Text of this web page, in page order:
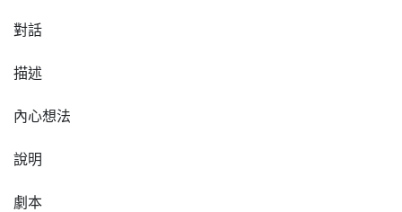
對話
描述
內心想法
說明
劇本